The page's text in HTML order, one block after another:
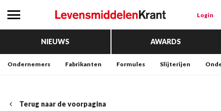
Login
NIEUWS AWARDS
Ondernemers Fabrikanten Formules Slijterijen
Terug naar de voorpagina